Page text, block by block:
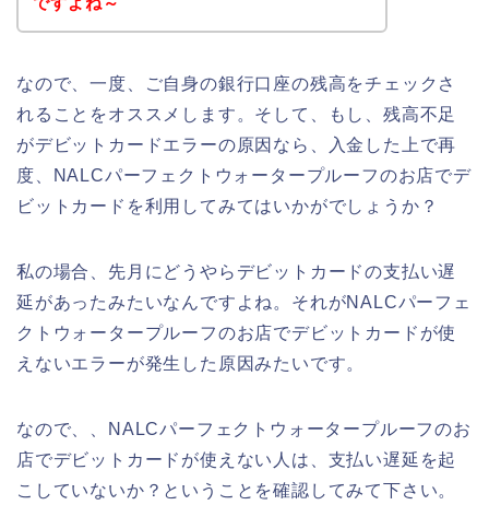
なので、一度、ご自身の銀行口座の残高をチェックさ
れることをオススメします。そして、もし、残高不足
がデビットカードエラーの原因なら、入金した上で再
度、NALCパーフェクトウォータープルーフのお店でデ
ビットカードを利用してみてはいかがでしょうか？
私の場合、先月にどうやらデビットカードの支払い遅
延があったみたいなんですよね。それがNALCパーフェ
クトウォータープルーフのお店でデビットカードが使
えないエラーが発生した原因みたいです。
なので、、NALCパーフェクトウォータープルーフのお
店でデビットカードが使えない人は、支払い遅延を起
こしていないか？ということを確認してみて下さい。